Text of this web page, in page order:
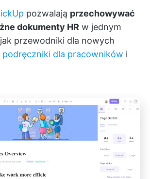
pozwalają przechowywać
dokumenty HR w jednym
przewodniki dla nowych
podręczniki dla pracowników i